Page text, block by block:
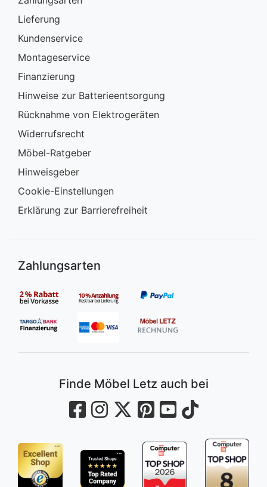
Lieferung
Kundenservice
Montageservice
Finanzierung
Hinweise zur Batterieentsorgung
Rücknahme von Elektrogeräten
Widerrufsrecht
Möbel-Ratgeber
Hinweisgeber
Cookie-Einstellungen
Erklärung zur Barrierefreiheit
Zahlungsarten
Finde Möbel Letz auch bei